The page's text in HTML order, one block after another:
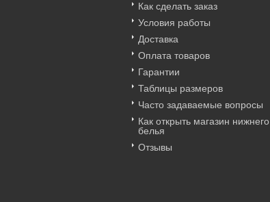
Как сделать заказ
Условия работы
Доставка
Оплата товаров
Гарантии
Таблицы размеров
Часто задаваемые вопросы
Как открыть магазин нижнего
белья
Отзывы